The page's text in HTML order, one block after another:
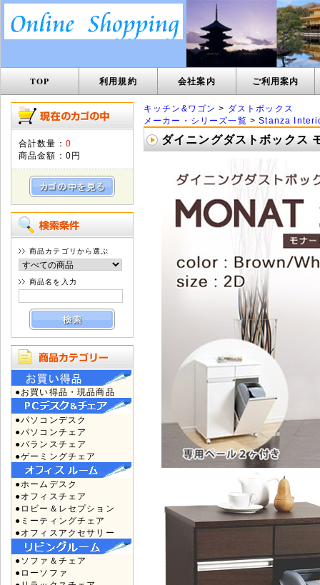
TOP 利用規約 会社案内 ご利用案内
合計数量： 0
商品金額： 0円
商品カテゴリから選ぶ
商品名を入力
●お買い得品・現品商品
●パソコンデスク
●パソコンチェア
●バランスチェア
●ゲーミングチェア
●ホームデスク
●オフィスチェア
●ロビー＆レセプション
●ミーティングチェア
●オフィスアクセサリー
●ソファ＆チェア
●ローソファ
キッチン&ワゴン > ダストボックス
メーカー・シリーズ一覧 >Stanza
ダイニングダストボックス